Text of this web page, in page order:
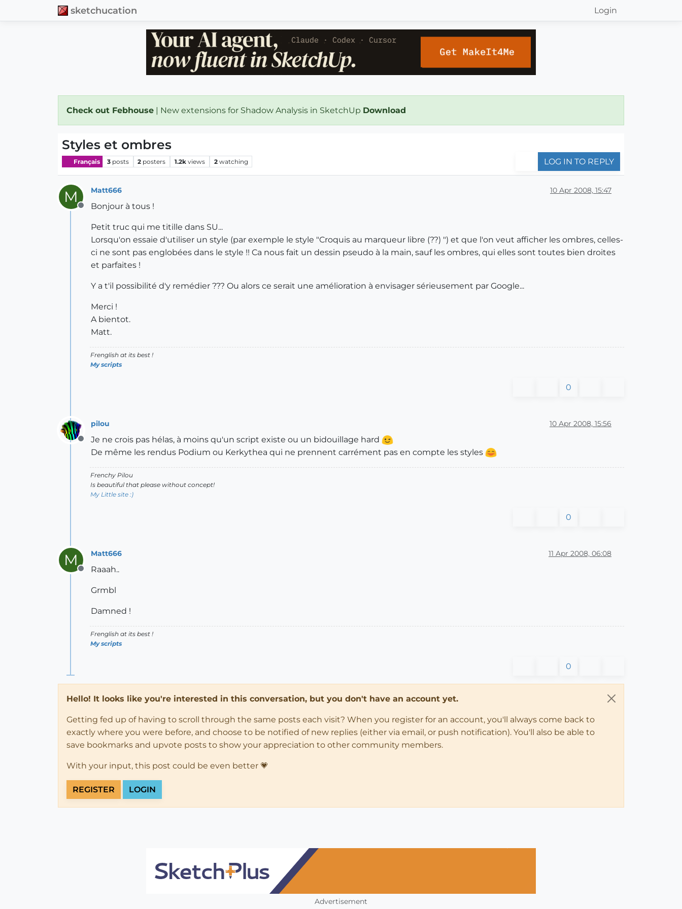
sketchucation Login
Check out Febhouse | New extensions for Shadow Analysis in SketchUp Download
Styles et ombres
Français 3 posts 2 posters 1.2k views 2 watching LOG IN TO REPLY
M
Offline
Matt666 10 Apr 2008, 15:47
Bonjour à tous !
Petit truc qui me titille dans SU...
Lorsqu'on essaie d'utiliser un style (par exemple le style "Croquis au marqueur libre (??) ") et que l'on veut afficher les ombres, celles-
ci ne sont pas englobées dans le style !! Ca nous fait un dessin pseudo à la main, sauf les ombres, qui elles sont toutes bien droites
et parfaites !
Y a t'il possibilité d'y remédier ??? Ou alors ce serait une amélioration à envisager sérieusement par Google...
Merci !
A bientot.
Matt.
Frenglish at its best !
My scripts
0
Offline
pilou 10 Apr 2008, 15:56
Je ne crois pas hélas, à moins qu'un script existe ou un bidouillage hard
De même les rendus Podium ou Kerkythea qui ne prennent carrément pas en compte les styles
Frenchy Pilou
Is beautiful that please without concept!
My Little site :)
0
M
Offline
Matt666 11 Apr 2008, 06:08
Raaah..
Grmbl
Damned !
Frenglish at its best !
My scripts
0
Hello! It looks like you're interested in this conversation, but you don't have an account yet.
Getting fed up of having to scroll through the same posts each visit? When you register for an account, you'll always come back to
exactly where you were before, and choose to be notified of new replies (either via email, or push notification). You'll also be able to
save bookmarks and upvote posts to show your appreciation to other community members.
With your input, this post could be even better 💗
REGISTER LOGIN
Advertisement